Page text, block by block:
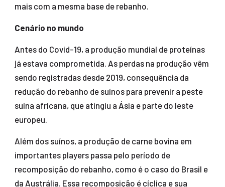
mais com a mesma base de rebanho.
Cenário no mundo
Antes do Covid-19, a produção mundial de proteínas
já estava comprometida. As perdas na produção vêm
sendo registradas desde 2019, consequência da
redução do rebanho de suínos para prevenir a peste
suína africana, que atingiu a Ásia e parte do leste
europeu.
Além dos suínos, a produção de carne bovina em
importantes players passa pelo período de
recomposição do rebanho, como é o caso do Brasil e
da Austrália. Essa recomposição é cíclica e sua